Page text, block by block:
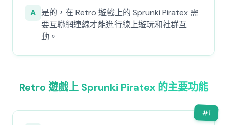
A 是的，在 Retro 遊戲上的 Sprunki Piratex 需
要互聯網連線才能進行線上遊玩和社群互
動。
Retro 遊戲上 Sprunki Piratex 的主要功能
#1